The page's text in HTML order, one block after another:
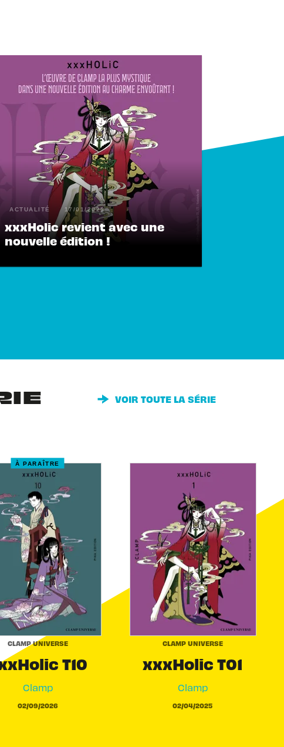
ACTUALITÉ 17/01/2025
xxxHolic revient avec une
nouvelle édition !
VOIR TOUTE LA SÉRIE
À PARAÎTRE
CLAMP UNIVERSE
T10
Clamp
02/09/2026
CLAMP UNIVERSE
xxxHolic T01
Clamp
02/04/2025